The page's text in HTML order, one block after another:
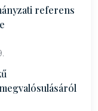
referens